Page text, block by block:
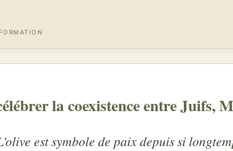
la coexistence entre Juifs,
est symbole de paix depuis si